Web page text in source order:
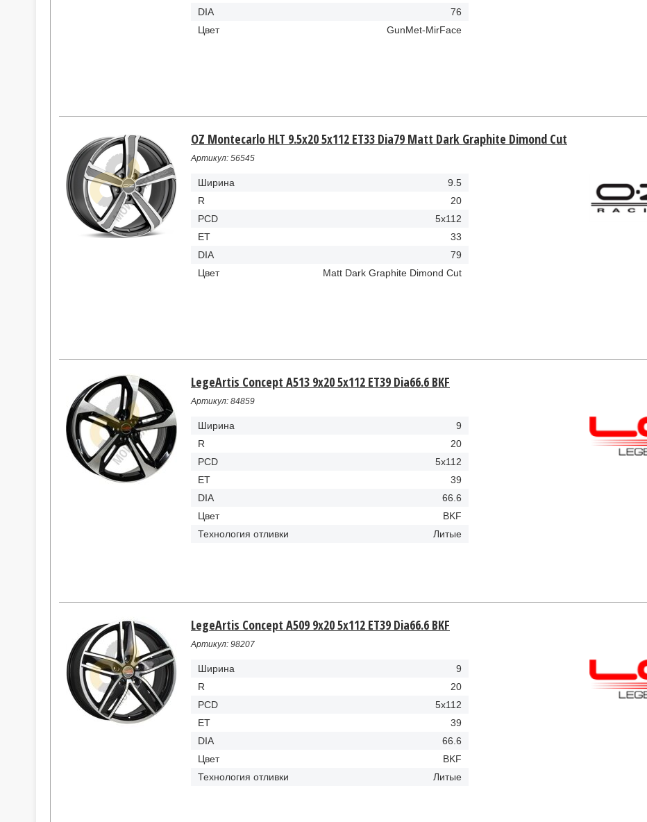
DIA
76
Цвет
GunMet-MirFace
OZ Montecarlo HLT 9.5x20 5x112 ET33 Dia79 Matt Dark Graphite Dimond Cut
Артикул: 56545
Ширина
9.5
R
20
PCD
5x112
ET
33
DIA
79
Цвет
Matt Dark Graphite Dimond Cut
LegeArtis Concept A513 9x20 5x112 ET39 Dia66.6 BKF
Артикул: 84859
Ширина
9
R
20
PCD
5x112
ET
39
DIA
66.6
Цвет
BKF
Технология отливки
Литые
LegeArtis Concept A509 9x20 5x112 ET39 Dia66.6 BKF
Артикул: 98207
Ширина
9
R
20
PCD
5x112
ET
39
DIA
66.6
Цвет
BKF
Технология отливки
Литые